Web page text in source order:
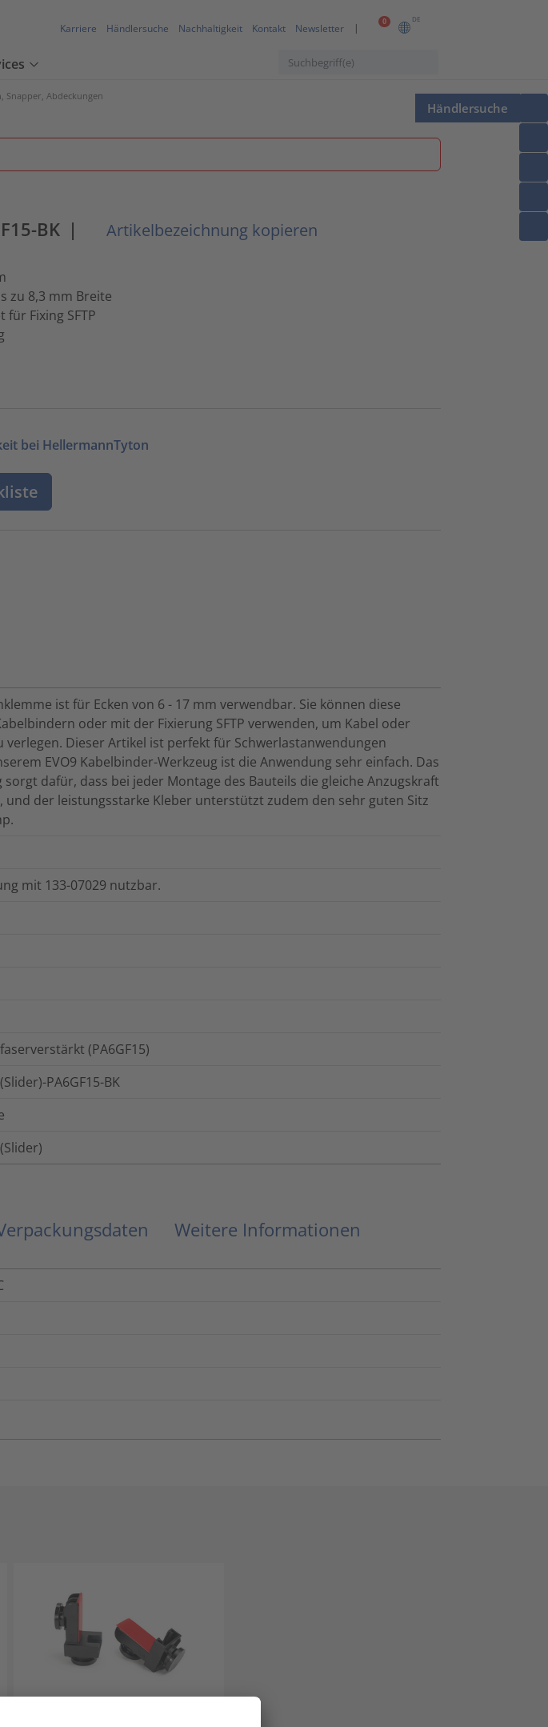
0 DE
Karriere Händlersuche Nachhaltigkeit Kontakt Newsletter
Händlersuche
Snapper, Abdeckungen
BK | Artikelbezeichnung kopieren
zu 8,3 mm Breite
Fixing SFTP
bei HellermannTyton
ist für Ecken von 6 - 17 mm verwendbar. Sie können diese
oder mit der Fixierung SFTP verwenden, um Kabel oder
verlegen. Dieser Artikel ist perfekt für Schwerlastanwendungen
EVO9 Kabelbinder-Werkzeug ist die Anwendung sehr einfach. Das
sorgt dafür, dass bei jeder Montage des Bauteils die gleiche Anzugskraft
und der leistungsstarke Kleber unterstützt zudem den sehr guten Sitz
mit 133-07029 nutzbar.
(PA6GF15)
PA6GF15-BK
Weitere Informationen